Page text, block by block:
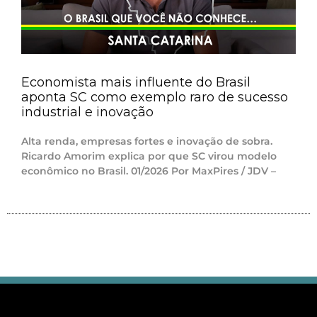
Economista mais influente do Brasil
aponta SC como exemplo raro de sucesso
industrial e inovação
Alta renda, empresas fortes e inovação de sobra.
Ricardo Amorim explica por que SC virou modelo
econômico no Brasil. 01/2026 Por MaxPires / JDV –